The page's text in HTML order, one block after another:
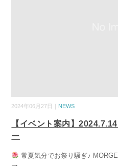
2024年06月27日｜ NEWS
【イベント案内】
ー
常夏気分でお祭り騒ぎ♪